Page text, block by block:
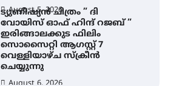
August 5, 2026
ട്യുണീഷ്യൻ ചിത്രം ” ദി
വോയിസ് ഓഫ് ഹിന്ദ് റജബ് ”
ഇരിങ്ങാലക്കുട ഫിലിം
സൊസൈറ്റി ആഗസ്റ്റ് 7
വെള്ളിയാഴ്ച സ്‌ക്രീൻ
ചെയ്യുന്നു
August 6, 2026